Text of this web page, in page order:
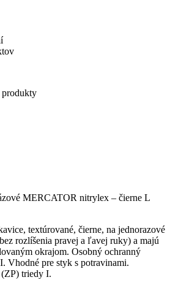
MERCATOR nitrylex – čierne L
textúrované, čierne, na jednorazové
rozlíšenia pravej a ľavej ruky) a majú
okrajom. Osobný ochranný
Vhodné pre styk s potravinami.
triedy I.